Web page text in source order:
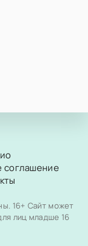
соглашение
16+ Сайт может
лиц младше 16